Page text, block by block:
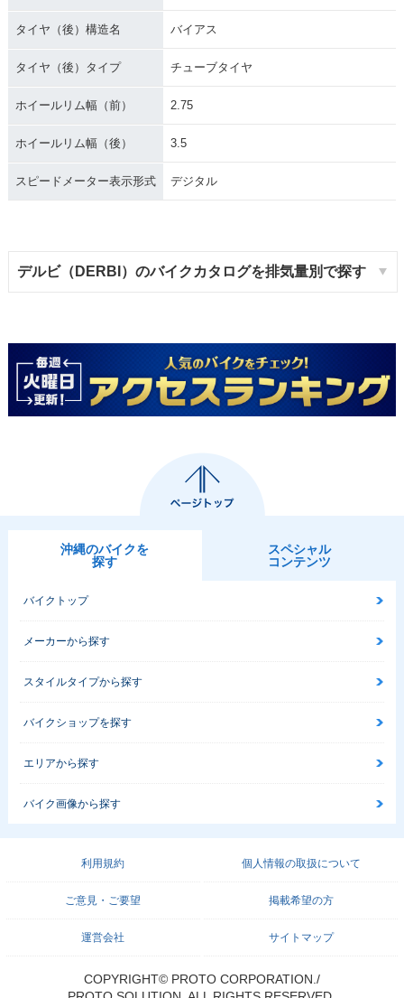
タイヤ（後）構造名 バイアス
タイヤ（後）タイプ チューブタイヤ
ホイールリム幅（前） 2.75
ホイールリム幅（後） 3.5
スピードメーター表示形式 デジタル
デルビ（DERBI）のバイクカタログを排気量別で探す
沖縄のバイクを
探す
スペシャル
コンテンツ
バイクトップ
メーカーから探す
スタイルタイプから探す
バイクショップを探す
エリアから探す
バイク画像から探す
利用規約 個人情報の取扱について
ご意見・ご要望 掲載希望の方
運営会社 サイトマップ
COPYRIGHT© PROTO CORPORATION./